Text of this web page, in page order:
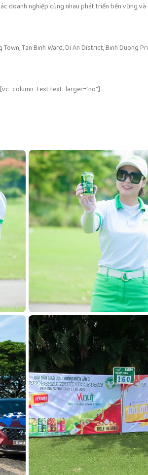
doanh nghiệp cùng nhau phát triển bền vững
Tan Binh Ward, Di An District, Binh Duong
text_larger=”no”]